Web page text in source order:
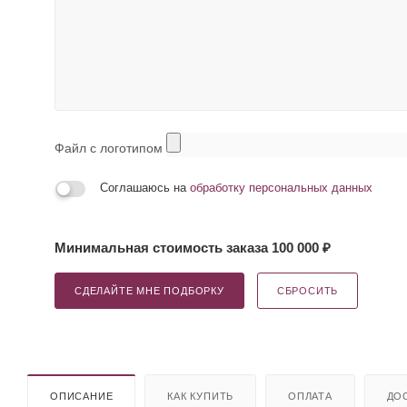
Файл с логотипом
Соглашаюсь на обработку персональных данных
Минимальная стоимость заказа 100 000 ₽
СДЕЛАЙТЕ МНЕ ПОДБОРКУ СБРОСИТЬ
ОПИСАНИЕ КАК КУПИТЬ ОПЛАТА